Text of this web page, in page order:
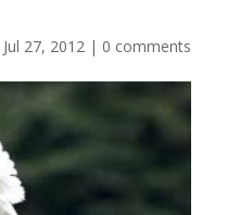
Jul 27, 2012| 0 comments